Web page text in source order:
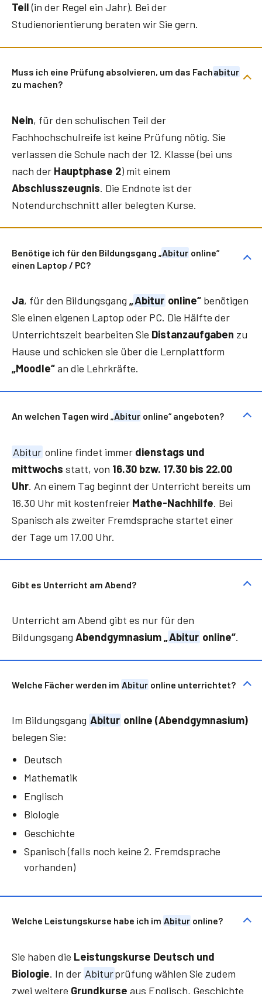
Teil(in der Regel ein Jahr). Bei der
Studienorientierung beraten wir Sie gern.
Muss ich eine Prüfung absolvieren, um das Fachabitur
zu machen?
Nein, für den schulischen Teil der
Fachhochschulreife ist keine Prüfung nötig. Sie
verlassen die Schule nach der 12. Klasse (bei uns
nach der Hauptphase 2) mit einem
Abschlusszeugnis. Die Endnote ist der
Notendurchschnitt aller belegten Kurse.
Benötige ich für den Bildungsgang „ Abitur online“
einen Laptop / PC?
Ja, für den Bildungsgang „Abitur online“benötigen
Sie einen eigenen Laptop oder PC. Die Hälfte der
Unterrichtszeit bearbeiten Sie Distanzaufgaben zu
Hause und schicken sie über die Lernplattform
„Moodle“an die Lehrkräfte.
An welchen Tagen wird „Abitur online“ angeboten?
Abitur online findet immer dienstags und
mittwochs statt, von 16.30 bzw. 17.30 bis 22.00
Uhr. An einem Tag beginnt der Unterricht bereits um
16.30 Uhr mit kostenfreier Mathe-Nachhilfe. Bei
Spanisch als zweiter Fremdsprache startet einer
der Tage um 17.00 Uhr.
Gibt es Unterricht am Abend?
Unterricht am Abend gibt es nur für den
Bildungsgang Abendgymnasium „Abitur online“.
Welche Fächer werden im Abitur online unterrichtet?
Im Bildungsgang Abitur online (Abendgymnasium)
belegen Sie:
Deutsch
Mathematik
Englisch
Biologie
Geschichte
Spanisch (falls noch keine 2. Fremdsprache
vorhanden)
Welche Leistungskurse habe ich im Abitur online?
Sie haben die Leistungskurse Deutsch und
Biologie. In der Abiturprüfung wählen Sie zudem
zwei weitere Grundkurse aus Englisch, Geschichte